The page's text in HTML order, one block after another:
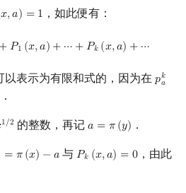
复
𝑥,𝑎) = 1
,a)= 1 ，如此便有：
+𝑃1 (𝑥,𝑎) + ⋯ +𝑃𝑘 (𝑥,𝑎) + ⋯
a)+ P1 (x, a)+ ⋯ +P k(x,a )+⋯
表示为有限和式的，因为在 𝑝𝑘
𝑎
pa
．
1/2 的整数，再记𝑎 = 𝜋(𝑦)
a =π (y ) ．
= 𝜋(𝑥) −𝑎
π(x )− a 与 𝑃𝑘 (𝑥,𝑎) = 0
Pk (x,a)= 0
，由此